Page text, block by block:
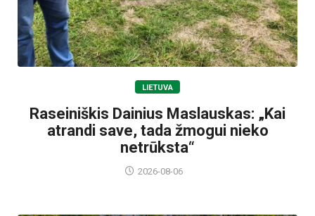
LIETUVA
Raseiniškis Dainius Maslauskas: „Kai
atrandi save, tada žmogui nieko
netrūksta“
2026-08-06